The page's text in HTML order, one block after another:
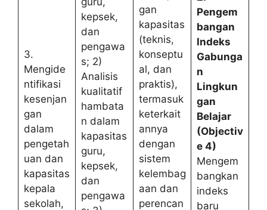
Pengem
bangan
Indeks
Gabunga
n
Lingkun
gan
Belajar
(Objectiv
e 4)
Mengem
bangkan
indeks
baru
3.
Mengide
ntifikasi
kesenjan
gan
dalam
pengetah
uan dan
kapasitas
kepala
sekolah,
kepsek,
dan
pengawa
s; 2)
Analisis
kualitatif
hambata
n dalam
kapasitas
guru,
kepsek,
dan
pengawa
gan
kapasitas
(teknis,
konseptu
al, dan
praktis),
termasuk
keterkait
annya
dengan
sistem
kelembag
aan dan
perencan